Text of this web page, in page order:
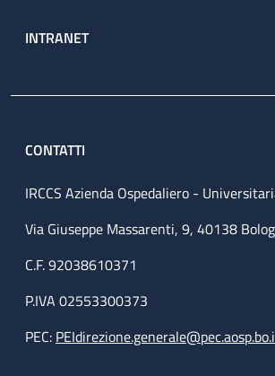
INTRANET
CONTATTI
IRCCS Azienda Ospedaliero -
Via Giuseppe Massarenti, 9, 40138
C.F. 92038610371
P.IVA 02553300373
PEC: